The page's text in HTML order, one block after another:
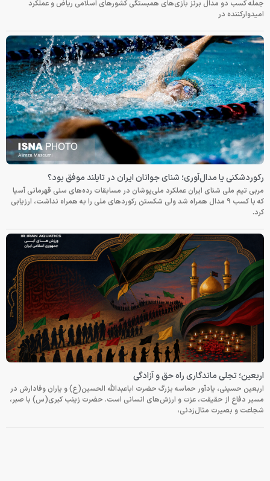
جمله کسب دو مدال برنز بازی‌های همبستگی کشورهای اسلامی ریاض و عملکرد
امیدوارکننده در
رکوردشکنی یا مدال‌آوری؛ شنای جوانان ایران در تایلند موفق بود؟
مربی تیم ملی شنای ایران عملکرد ملی‌پوشان در مسابقات رده‌های سنی قهرمانی آسیا
که با کسب ۹ مدال همراه شد ولی شکستن رکوردهای ملی را به همراه نداشت، ارزیابی
کرد.
اربعین؛ تجلی ماندگاری راه حق و آزادگی
اربعین حسینی، یادآور حماسه بزرگ حضرت اباعبدالله الحسین(ع) و یاران وفادارش در
مسیر دفاع از حقیقت، عزت و ارزش‌های انسانی است. حضرت زینب کبری(س) با صبر،
شجاعت و بصیرت مثال‌زدنی،